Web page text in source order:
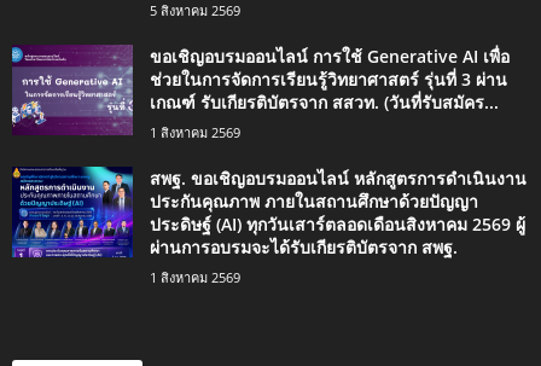
5 สิงหาคม 2569
ขอเชิญอบรมออนไลน์ การใช้ Generative AI เพื่อ
ช่วยในการจัดการเรียนรู้วิทยาศาสตร์ รุ่นที่ 3 ผ่าน
เกณฑ์ รับเกียรติบัตรจาก สสวท. (วันที่รับสมัคร...
1 สิงหาคม 2569
สพฐ. ขอเชิญอบรมออนไลน์ หลักสูตรการดำเนินงาน
ประกันคุณภาพ ภายในสถานศึกษาด้วยปัญญา
ประดิษฐ์ (AI) ทุกวันเสาร์ตลอดเดือนสิงหาคม 2569 ผู้
ผ่านการอบรมจะได้รับเกียรติบัตรจาก สพฐ.
1 สิงหาคม 2569